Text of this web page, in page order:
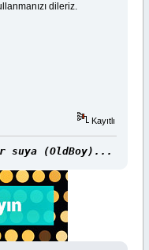
dileriz.
Kayıtlı
(OldBoy)...